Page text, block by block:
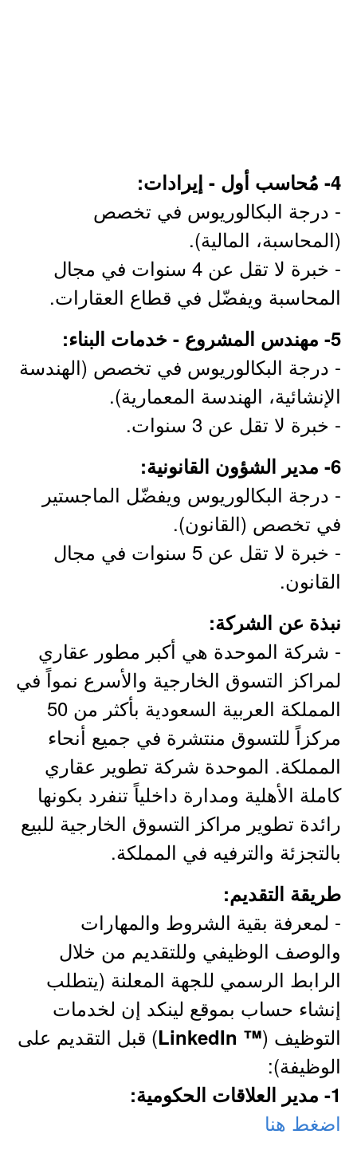
4- مُحاسب أول - إيرادات:
- درجة البكالوريوس في تخصص
(المحاسبة، المالية).
- خبرة لا تقل عن 4 سنوات في مجال
المحاسبة ويفضّل في قطاع العقارات.
5- مهندس المشروع - خدمات البناء:
- درجة البكالوريوس في تخصص (الهندسة
الإنشائية، الهندسة المعمارية).
- خبرة لا تقل عن 3 سنوات.
6- مدير الشؤون القانونية:
- درجة البكالوريوس ويفضّل الماجستير
في تخصص (القانون).
- خبرة لا تقل عن 5 سنوات في مجال
القانون.
نبذة عن الشركة:
- شركة الموحدة هي أكبر مطور عقاري
لمراكز التسوق الخارجية والأسرع نمواً في
المملكة العربية السعودية بأكثر من 50
مركزاً للتسوق منتشرة في جميع أنحاء
المملكة. الموحدة شركة تطوير عقاري
كاملة الأهلية ومدارة داخلياً تنفرد بكونها
رائدة تطوير مراكز التسوق الخارجية للبيع
بالتجزئة والترفيه في المملكة.
طريقة التقديم:
- لمعرفة بقية الشروط والمهارات
والوصف الوظيفي وللتقديم من خلال
الرابط الرسمي للجهة المعلنة (يتطلب
إنشاء حساب بموقع لينكد إن لخدمات
التوظيف (™ LinkedIn
) قبل التقديم على
الوظيفة):
1- مدير العلاقات الحكومية:
اضغط هنا